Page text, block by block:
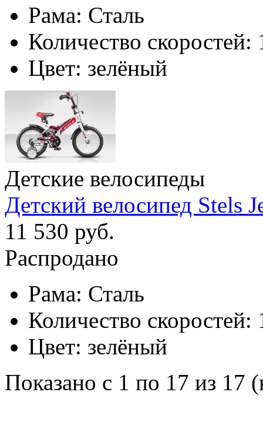
Рама: Сталь
Количество скоростей:
Цвет: зелёный
Детские велосипеды
Детский велосипед Stels
11 530 руб.
Распродано
Рама: Сталь
Количество скоростей:
Цвет: зелёный
Показано с 1 по 17 из 17